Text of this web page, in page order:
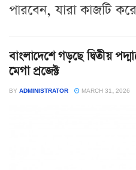
পারবেন, যারা কাজটি
বাংলাদেশে গড়ছে দ্বিতীয়
মেগা প্রজেক্ট
BY ADMINISTRATOR MARCH 31, 2026